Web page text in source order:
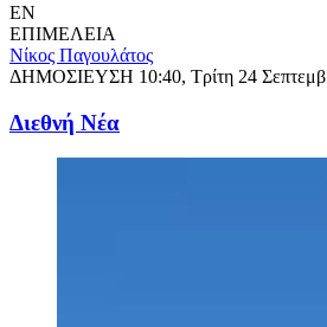
EN
ΕΠΙΜΕΛΕΙΑ
Νίκος Παγουλάτος
ΔΗΜΟΣΙΕΥΣΗ 10:40, Τρίτη 24
Διεθνή Νέα